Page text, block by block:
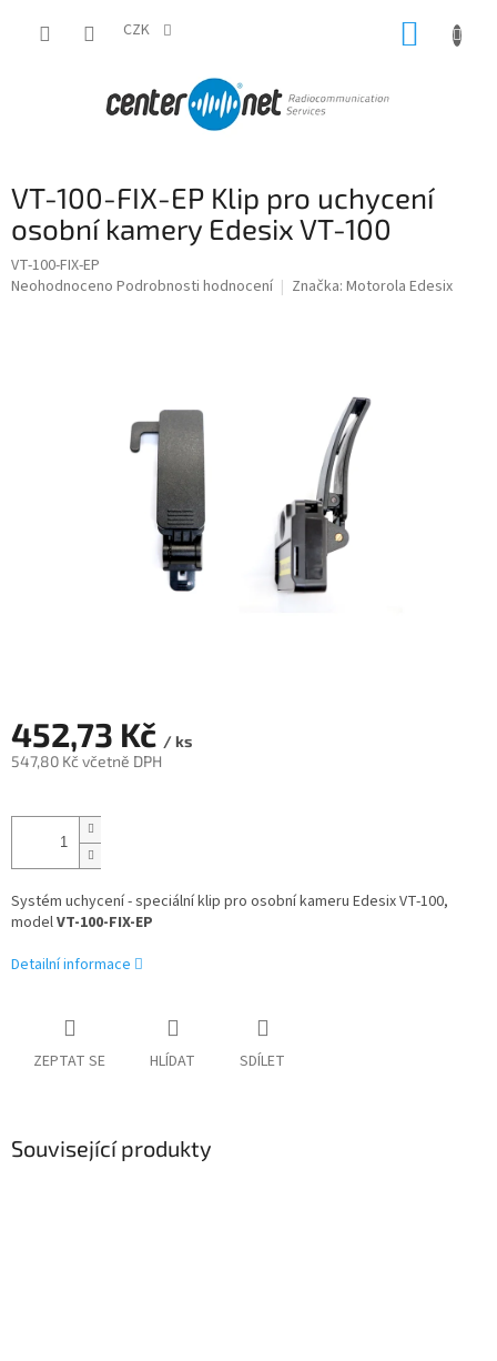
CZK
VT-100-FIX-EP Klip pro uchycení
osobní kamery Edesix VT-100
VT-100-FIX-EP
Průměrné
Neohodnoceno Podrobnosti hodnocení Značka: Motorola Edesix
452,73 Kč / ks
547,80 Kč včetně DPH
cena:
Systém uchycení - speciální klip pro osobní kameru Edesix VT-100,
modelVT-100-FIX-EP
Detailní informace
ZEPTAT SE HLÍDAT SDÍLET
Související produkty